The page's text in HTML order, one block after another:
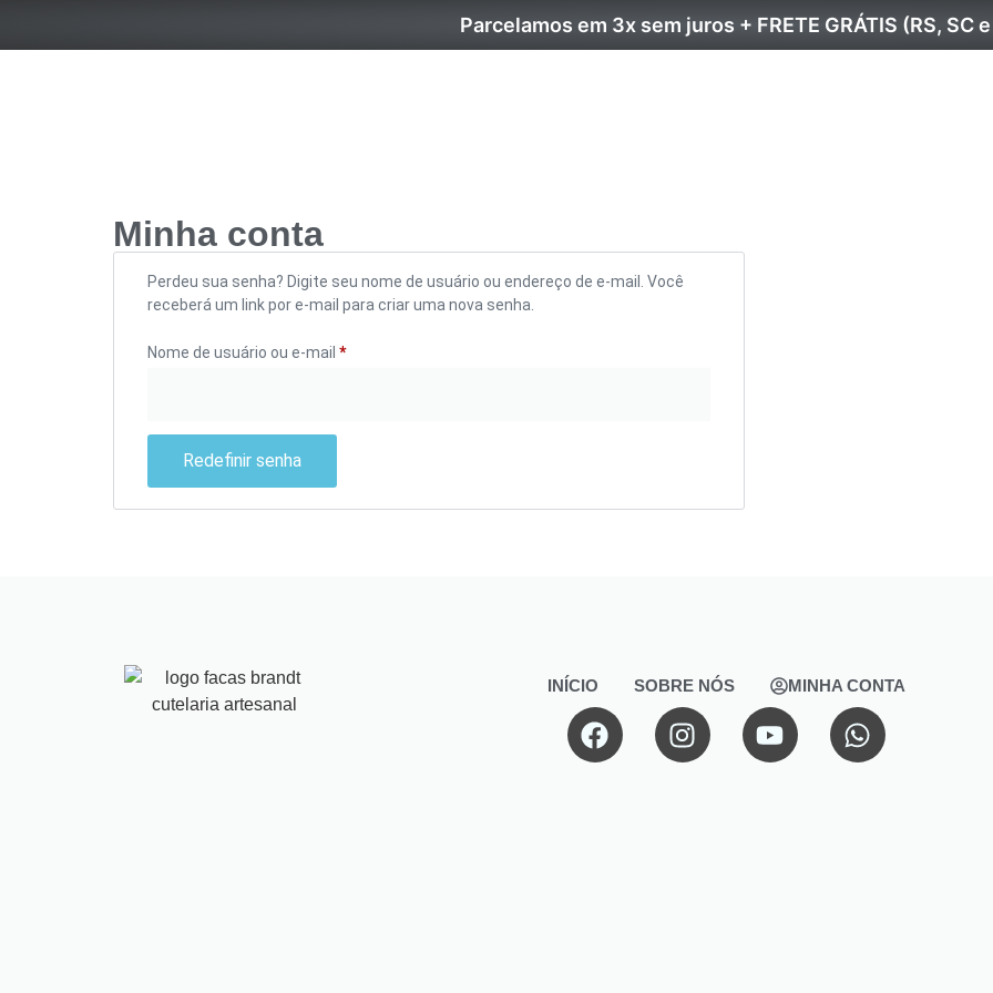
Parcelamos em 3x sem juros + FRETE GRÁTIS (RS, SC
Minha conta
Perdeu sua senha? Digite seu nome de usuário ou endereço de e-mail. Você
receberá um link por e-mail para criar uma nova senha.
Nome de usuário ou e-mail *
Redefinir senha
INÍCIO SOBRE NÓS MINHA CONTA